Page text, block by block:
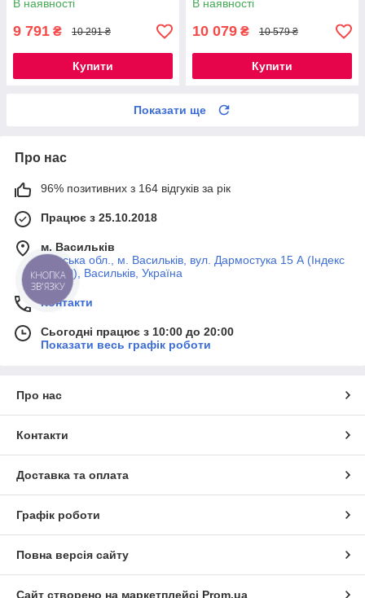
В наявності
9 791 ₴ 10 291 ₴
Купити
В наявності
10 079 ₴ 10 579 ₴
Купити
Показати ще
Про нас
96% позитивних з 164 відгуків за рік
Працює з 25.10.2018
м. Васильків
Київська обл., м. Васильків, вул. Дармостука 15 А (Індекс
08600), Васильків, Україна
Контакти
Сьогодні працює з 10:00 до 20:00
Показати весь графік роботи
Про нас
Контакти
Доставка та оплата
Графік роботи
Повна версія сайту
Сайт створено на маркетплейсі Prom.ua
КНОПКА
ЗВ'ЯЗКУ